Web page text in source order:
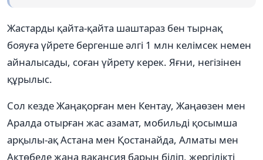
Жастарды қайта-қайта шаштараз бен тырнақ
бояуға үйрете бергенше әлгі 1 млн келімсек немен
айналысады, соған үйрету керек. Яғни, негізінен
құрылыс.
Сол кезде Жаңақорған мен Кентау, Жаңаөзен мен
Аралда отырған жас азамат, мобильді қосымша
арқылы-ақ Астана мен Қостанайда, Алматы мен
Ақтөбеде жаңа вакансия барын біліп, жергілікті